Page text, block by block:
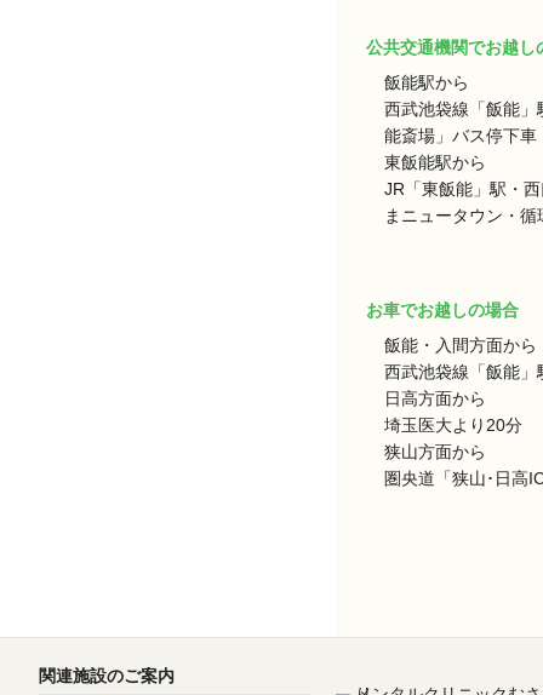
公共交通機関でお越し
飯能駅から
西武池袋線「飯能
能斎場」バス停下車
東飯能駅から
JR「東飯能」駅・
まニュータウン・
お車でお越しの場合
飯能・入間方面から
西武池袋線「飯能
日高方面から
埼玉医大より20分
狭山方面から
圏央道「狭山･日高
関連施設のご案内